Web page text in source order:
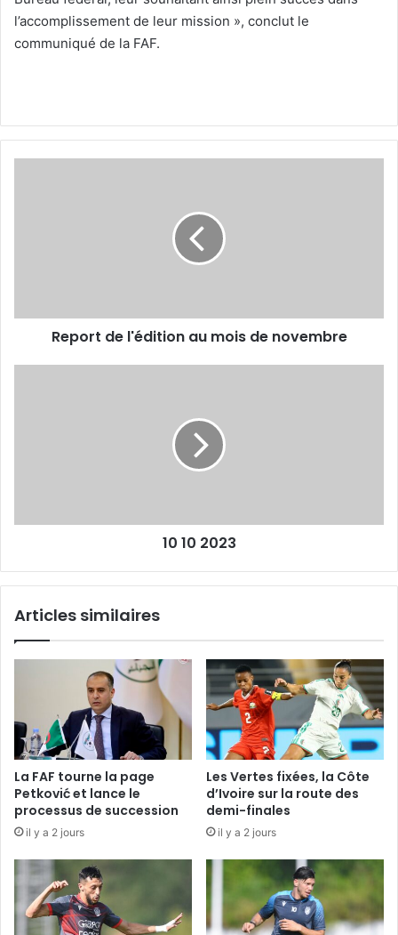
l’accomplissement de leur mission », conclut le
communiqué de la FAF.
Report de l'édition au mois de novembre
10 10 2023
Articles similaires
La FAF tourne la page
Petković et lance le
processus de succession
il y a 2 jours
Les Vertes fixées, la Côte
d’Ivoire sur la route des
demi-finales
il y a 2 jours